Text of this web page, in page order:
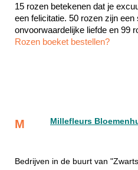
15 rozen betekenen dat je
een felicitatie. 50 rozen zijn
Rozen boeket bestellen?
M Millefleurs
Bedrijven in de buurt van